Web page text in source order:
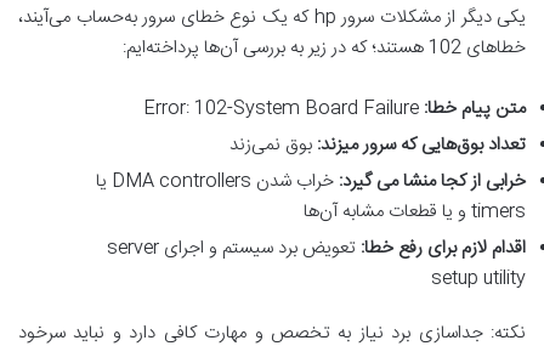
یکی دیگر از مشکلات سرور hp که یک نوع خطای سرور به‌حساب می‌آیند،
خطاهای 102 هستند؛ که در زیر به بررسی آن‌ها پرداخته‌ایم:
متن پیام خطا:
تعداد بوق‌هایی که سرور میزند: بوق نمی‌زند
خرابی از کجا منشا می گیرد:
خراب شدن DMA controllers یا
timers و یا قطعات مشابه آن‌ها
اقدام لازم برای رفع خطا:
تعویض برد سیستم و اجرای server
setup utility
نکته: جداسازی برد نیاز به تخصص و مهارت کافی دارد و نباید سرخود